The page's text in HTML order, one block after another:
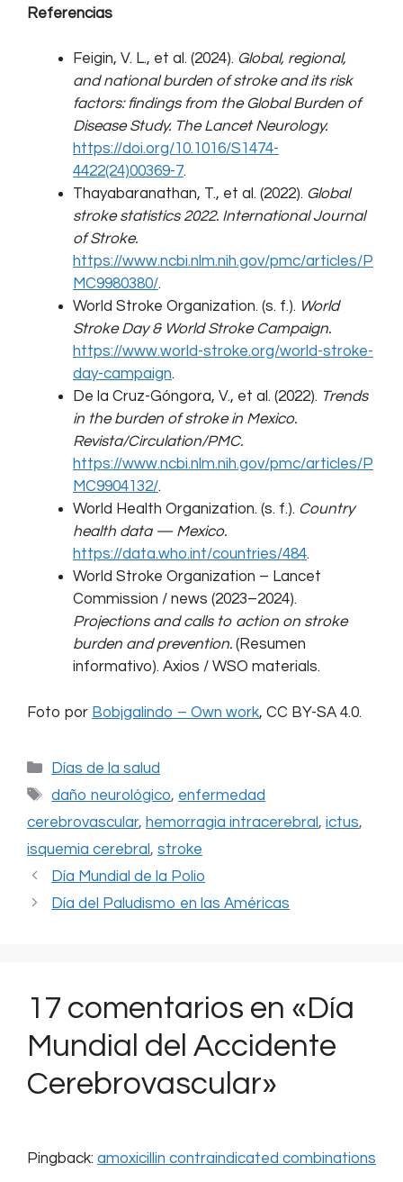
Referencias
Feigin, V. L., et al. (2024). Global, regional,
and national burden of stroke and its risk
factors: findings from the Global Burden of
Disease Study. The Lancet Neurology.
https://doi.org/10.1016/S1474-
4422(24)00369-7.
Thayabaranathan, T., et al. (2022). Global
stroke statistics 2022. International Journal
of Stroke.
https://www.ncbi.nlm.nih.gov/pmc/articles/P
MC9980380/.
World Stroke Organization. (s. f.). World
Stroke Day & World Stroke Campaign.
https://www.world-stroke.org/world-stroke-
day-campaign.
De la Cruz-Góngora, V., et al. (2022). Trends
in the burden of stroke in Mexico.
Revista/Circulation/PMC.
https://www.ncbi.nlm.nih.gov/pmc/articles/P
MC9904132/.
World Health Organization. (s. f.). Country
health data — Mexico.
https://data.who.int/countries/484.
World Stroke Organization – Lancet
Commission / news (2023–2024).
Projections and calls to action on stroke
burden and prevention. (Resumen
informativo). Axios / WSO materials.
Foto por Bobjgalindo – Own work, CC BY-SA 4.0.
Categorías
Días de la salud
Etiquetas
daño neurológico, enfermedad
cerebrovascular, hemorragia intracerebral , ictus,
isquemia cerebral , stroke
Día Mundial de la Polio
Día del Paludismo en las Américas
17 comentarios en «Día
Mundial del Accidente
Cerebrovascular»
Pingback: amoxicillin contraindicated combinations